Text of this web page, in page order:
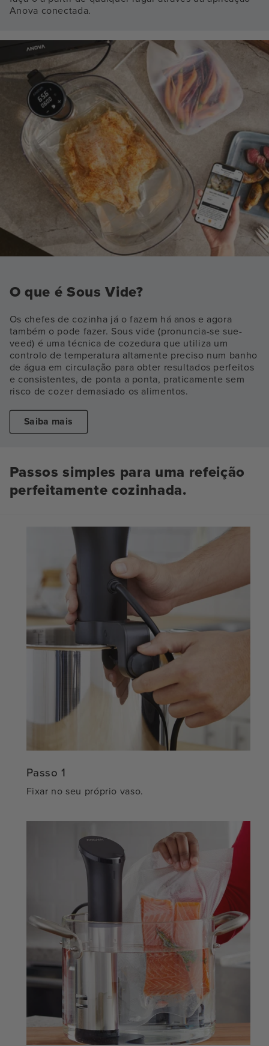
Anova conectada.
O que é Sous Vide?
Os chefes de cozinha já o fazem há anos e agora
também o pode fazer. Sous vide (pronuncia-se sue-
veed) é uma técnica de cozedura que utiliza um
controlo de temperatura altamente preciso num banho
de água em circulação para obter resultados perfeitos
e consistentes, de ponta a ponta, praticamente sem
risco de cozer demasiado os alimentos.
Saiba mais
Passos simples para uma refeição
perfeitamente cozinhada.
Passo 1
Fixar no seu próprio vaso.